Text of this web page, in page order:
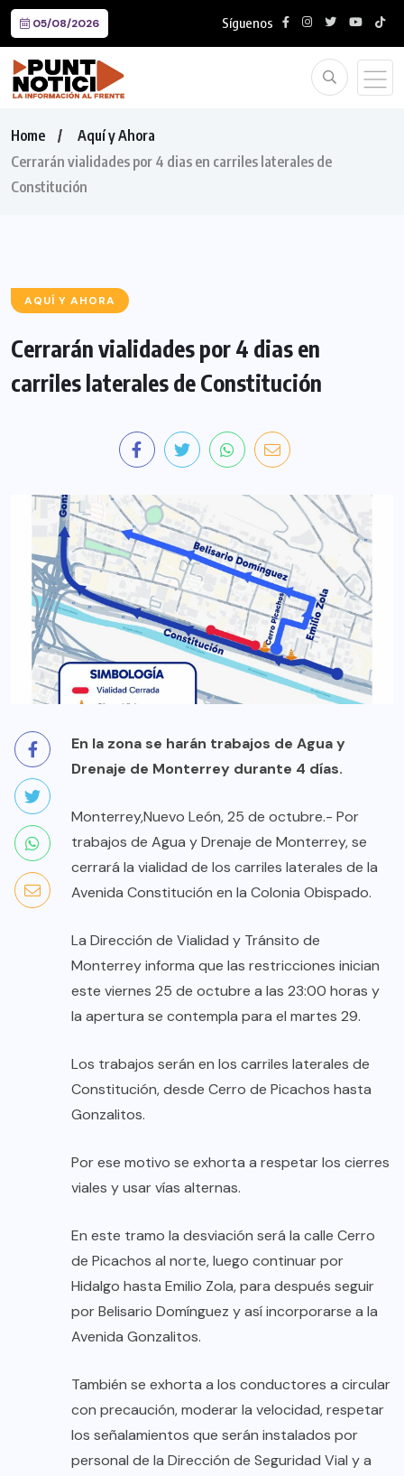
05/08/2026 Síguenos
Home
Aquí y Ahora
Cerrarán vialidades por 4 dias en carriles laterales de
Constitución
AQUÍ Y AHORA
Cerrarán vialidades por 4 dias en
carriles laterales de Constitución
En la zona se harán trabajos de Agua y
Drenaje de Monterrey durante 4 días.
Monterrey,Nuevo León, 25 de octubre.- Por
trabajos de Agua y Drenaje de Monterrey, se
cerrará la vialidad de los carriles laterales de la
Avenida Constitución en la Colonia Obispado.
La Dirección de Vialidad y Tránsito de
Monterrey informa que las restricciones inician
este viernes 25 de octubre a las 23:00 horas y
la apertura se contempla para el martes 29.
Los trabajos serán en los carriles laterales de
Constitución, desde Cerro de Picachos hasta
Gonzalitos.
Por ese motivo se exhorta a respetar los cierres
viales y usar vías alternas.
En este tramo la desviación será la calle Cerro
de Picachos al norte, luego continuar por
Hidalgo hasta Emilio Zola, para después seguir
por Belisario Domínguez y así incorporarse a la
Avenida Gonzalitos.
También se exhorta a los conductores a circular
con precaución, moderar la velocidad, respetar
los señalamientos que serán instalados por
personal de la Dirección de Seguridad Vial y a